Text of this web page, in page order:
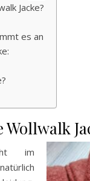
Jacke?
es an
Wollwalk
im